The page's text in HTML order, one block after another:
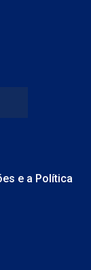
e a Política